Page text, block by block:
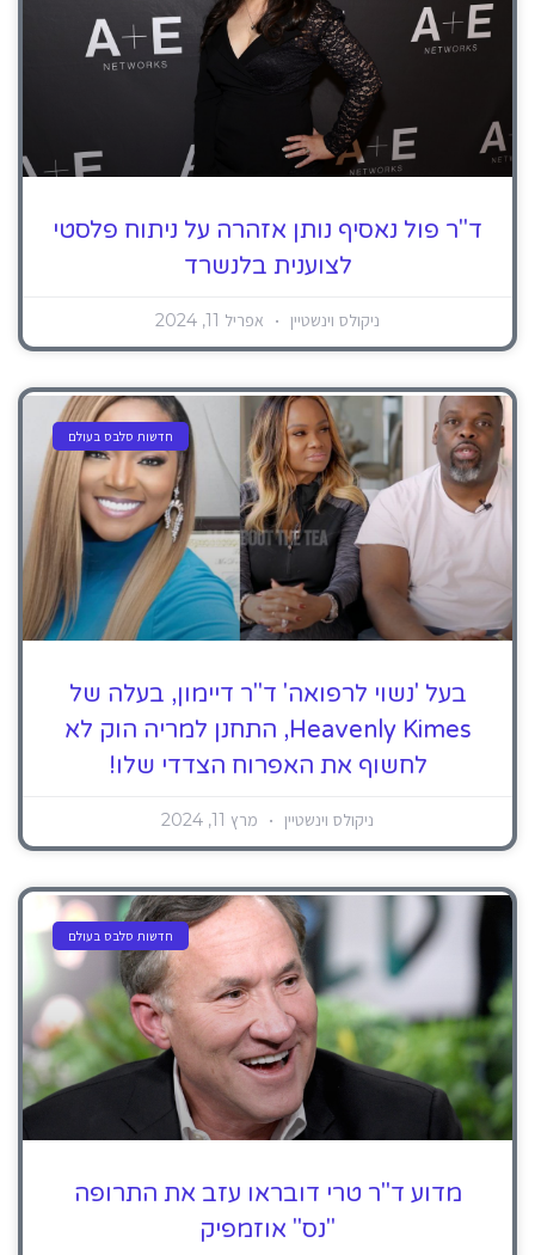
ד"ר פול נאסיף נותן אזהרה על ניתוח פלסטי
לצוענית בלנשרד
ניקולס וינשטיין אפריל 11, 2024
חדשות סלבס בעולם
בעל 'נשוי לרפואה' ד"ר דיימון, בעלה של
Heavenly Kimes, התחנן למריה הוק לא
לחשוף את האפרוח הצדדי שלו!
ניקולס וינשטיין מרץ 11, 2024
חדשות סלבס בעולם
מדוע ד"ר טרי דובראו עזב את התרופה
"נס" אוזמפיק